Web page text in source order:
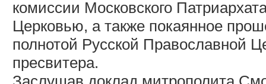
комиссии Московского
Церковью, а также покаянное
полнотой Русской Православной
пресвитера.